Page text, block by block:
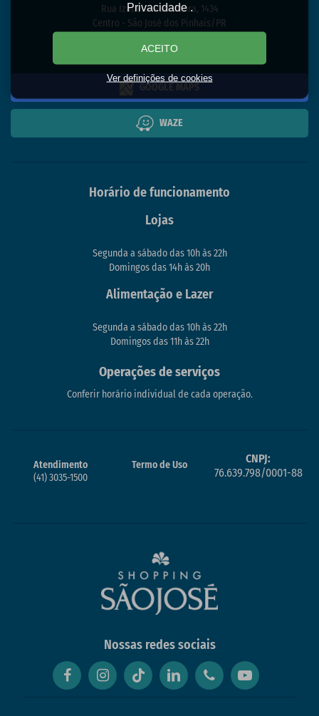
Rua Izabel A Redentora, 1434
Centro - São José dos Pinhais/PR
GOOGLE MAPS
WAZE
Horário de funcionamento
Lojas
Segunda a sábado das 10h às 22h
Domingos das 14h às 20h
Alimentação e Lazer
Segunda a sábado das 10h às 22h
Domingos das 11h às 22h
Operações de serviços
Conferir horário individual de cada operação.
Atendimento
(41) 3035-1500
Termo de Uso
CNPJ:
76.639.798/0001-88
Nossas redes sociais
Privacidade .
ACEITO
Ver definições de cookies